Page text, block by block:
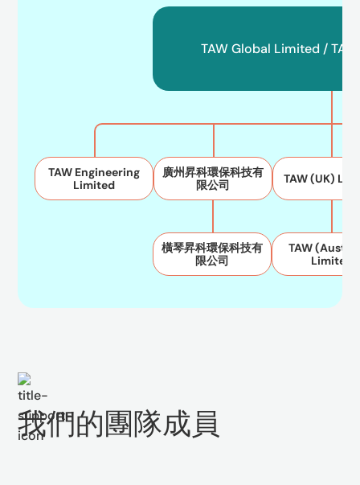
TAW Global Limited /
TAW Engineering
Limited
廣州昇科環保科技有
限公司
TAW (UK)
橫琴昇科環保科技有
限公司
TAW
Limited
我們的團隊成員